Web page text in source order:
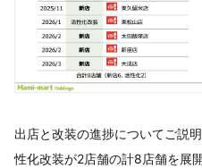
出店と改装の進捗についてご説
性化改装が2店舗の計8店舗を展